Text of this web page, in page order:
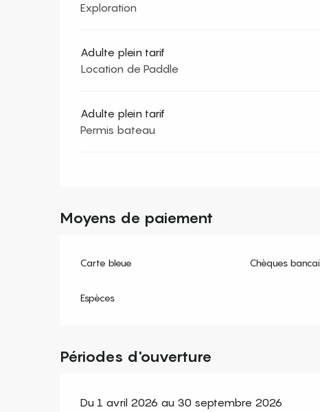
Exploration
Adulte plein tarif
Location de Paddle
Adulte plein tarif
Permis bateau
Moyens de paiement
Carte bleue Chèques
Espèces
Périodes d'ouverture
Du 1 avril 2026 au 30 septembre 2026